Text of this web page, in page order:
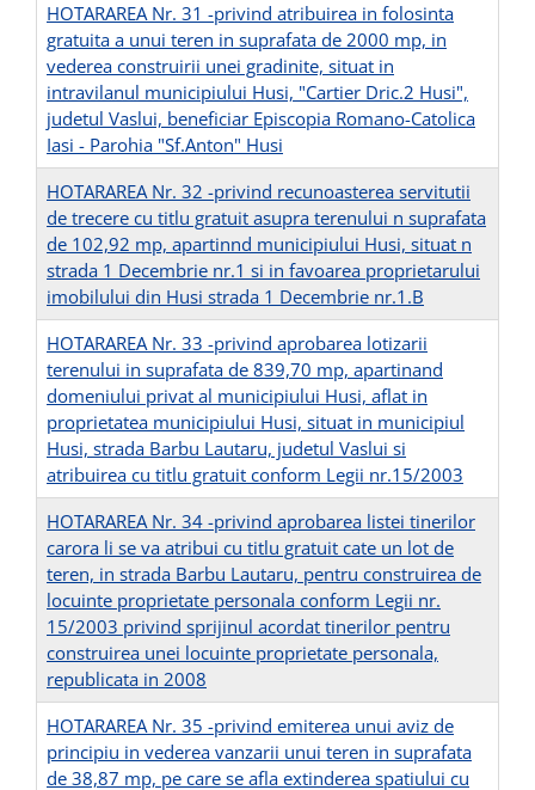
HOTARAREA Nr. 31 -privind atribuirea in folosinta
gratuita a unui teren in suprafata de 2000 mp, in
vederea construirii unei gradinite, situat in
intravilanul municipiului Husi, "Cartier Dric.2 Husi",
judetul Vaslui, beneficiar Episcopia Romano-Catolica
Iasi - Parohia "Sf.Anton" Husi
HOTARAREA Nr. 32 -privind recunoasterea servitutii
de trecere cu titlu gratuit asupra terenului n suprafata
de 102,92 mp, apartinnd municipiului Husi, situat n
strada 1 Decembrie nr.1 si in favoarea proprietarului
imobilului din Husi strada 1 Decembrie nr.1.B
HOTARAREA Nr. 33 -privind aprobarea lotizarii
terenului in suprafata de 839,70 mp, apartinand
domeniului privat al municipiului Husi, aflat in
proprietatea municipiului Husi, situat in municipiul
Husi, strada Barbu Lautaru, judetul Vaslui si
atribuirea cu titlu gratuit conform Legii nr.15/2003
HOTARAREA Nr. 34 -privind aprobarea listei tinerilor
carora li se va atribui cu titlu gratuit cate un lot de
teren, in strada Barbu Lautaru, pentru construirea de
locuinte proprietate personala conform Legii nr.
15/2003 privind sprijinul acordat tinerilor pentru
construirea unei locuinte proprietate personala,
republicata in 2008
HOTARAREA Nr. 35 -privind emiterea unui aviz de
principiu in vederea vanzarii unui teren in suprafata
de 38,87 mp, pe care se afla extinderea spatiului cu